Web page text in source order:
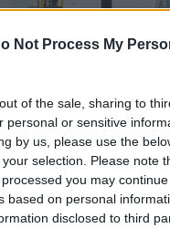
Not Process My
of the sale, sharing to
personal or sensitive
by us, please use the
selection. Please note
you may
based on personal
disclosed to third
06., csütörtök
az ügyvivő